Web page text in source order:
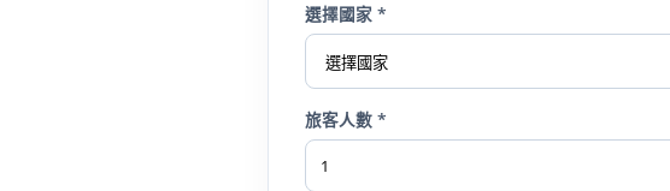
選擇國家 *
旅客人數 *